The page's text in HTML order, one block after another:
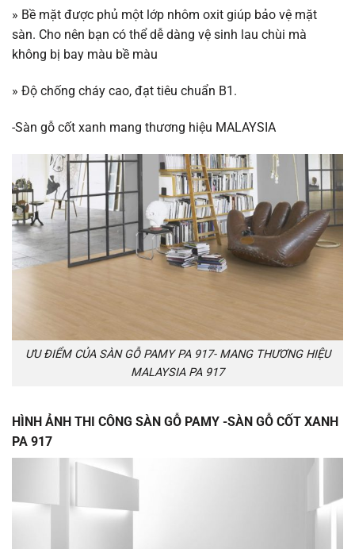
» Bề mặt được phủ một lớp nhôm oxit giúp bảo vệ mặt
sàn. Cho nên bạn có thể dễ dàng vệ sinh lau chùi mà
không bị bay màu bề màu
» Độ chống cháy cao, đạt tiêu chuẩn B1.
-Sàn gỗ cốt xanh mang thương hiệu MALAYSIA
ƯU ĐIỂM CỦA SÀN GỖ PAMY PA 917- MANG THƯƠNG HIỆU
MALAYSIA PA 917
HÌNH ẢNH THI CÔNG SÀN GỖ PAMY -SÀN GỖ CỐT XANH
PA 917